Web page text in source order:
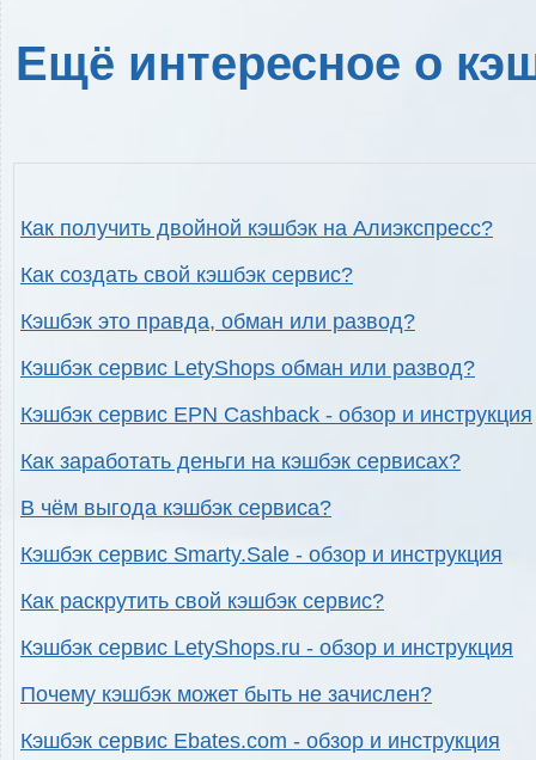
Ещё интересное о
Как получить двойной кэшбэк на Алиэкспресс?
Как создать свой кэшбэк сервис?
Кэшбэк это правда, обман или развод?
Кэшбэк сервис LetyShops обман или развод?
Кэшбэк сервис EPN Cashback - обзор и инструкция
Как заработать деньги на кэшбэк сервисах?
В чём выгода кэшбэк сервиса?
Кэшбэк сервис Smarty.Sale - обзор и инструкция
Как раскрутить свой кэшбэк сервис?
Кэшбэк сервис LetyShops.ru - обзор и инструкция
Почему кэшбэк может быть не зачислен?
Кэшбэк сервис Ebates.com - обзор и инструкция